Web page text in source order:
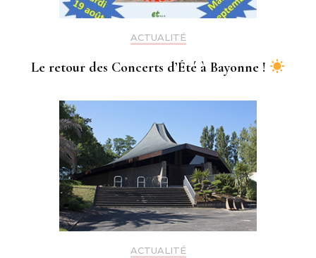
ACTUALITÉ
Le retour des Concerts d’Été à Bayonne !
ACTUALITÉ